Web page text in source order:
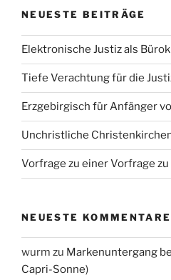
NEUESTE BEITRÄGE
Elektronische Justiz als
Tiefe Verachtung für die
Erzgebirgisch für Anfänger
Unchristliche
Vorfrage zu einer Vorfrage
NEUESTE KOMMENTARE
wurm zu Markenuntergang
Capri-Sonne)